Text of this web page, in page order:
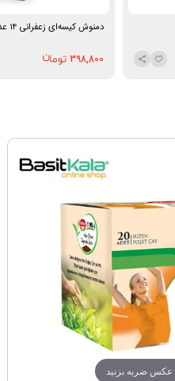
دمنوش کیسه‌ای زعفرانی ۱۴ عددی فان تایم
398,800